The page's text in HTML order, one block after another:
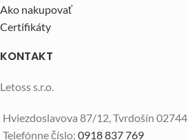
Ako nakupovať
Certifikáty
KONTAKT
Letoss s.r.o.
Hviezdoslavova 87/12, Tvrdošín 02744
Telefónne číslo: 0918 837 769